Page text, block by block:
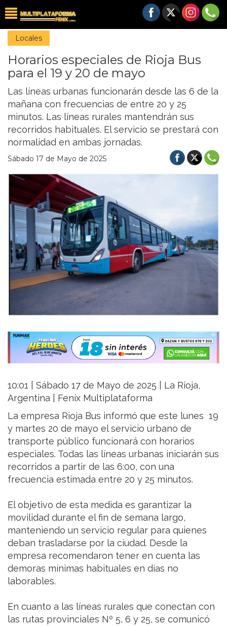
Locales
Horarios especiales de Rioja Bus
para el 19 y 20 de mayo
Las líneas urbanas funcionarán desde las 6 de la
mañana con frecuencias de entre 20 y 25
minutos. Las líneas rurales mantendrán sus
recorridos habituales. El servicio se prestará con
normalidad en ambas jornadas.
Sábado 17 de Mayo de 2025
10:01 | Sábado 17 de Mayo de 2025 | La Rioja,
Argentina | Fenix Multiplataforma
La empresa Rioja Bus informó que este lunes 19
y martes 20 de mayo el servicio urbano de
transporte público funcionará con horarios
especiales. Todas las líneas urbanas iniciarán sus
recorridos a partir de las 6:00, con una
frecuencia estimada entre 20 y 25 minutos.
El objetivo de esta medida es garantizar la
movilidad durante el fin de semana largo,
manteniendo un servicio regular para quienes
deban trasladarse por la ciudad. Desde la
empresa recomendaron tener en cuenta las
demoras mínimas habituales en días no
laborables.
En cuanto a las líneas rurales que conectan con
las rutas provinciales Nº 5, 6 y 25, se comunicó